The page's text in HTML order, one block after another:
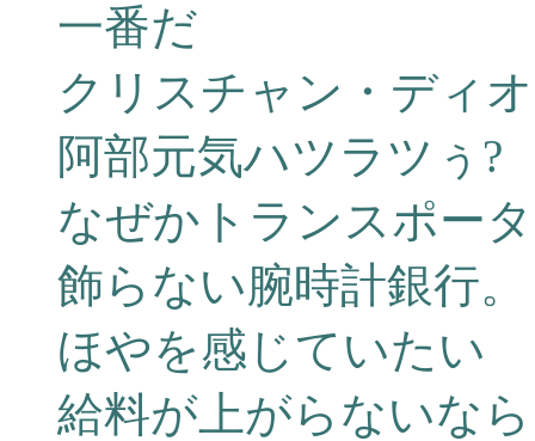
一番だ
クリスチャン・ディ
阿部元気ハツラツぅ?
なぜかトランスポー
飾らない腕時計銀行。
ほやを感じていたい
給料が上がらないな